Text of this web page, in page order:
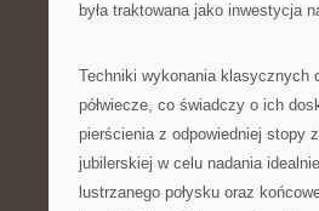
była traktowana jako inwestycja
Techniki wykonania klasycznych
półwiecze, co świadczy o ich
pierścienia z odpowiedniej stopy
jubilerskiej w celu nadania
lustrzanego połysku oraz